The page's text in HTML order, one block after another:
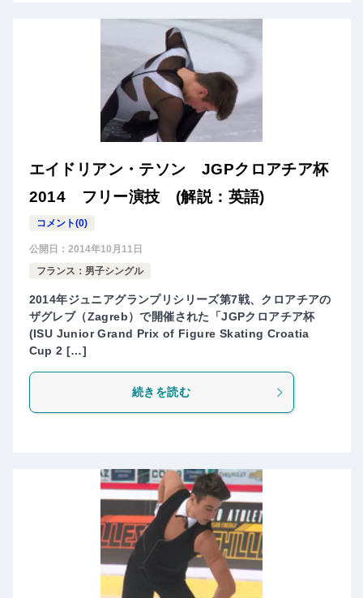
エイドリアン・テソン JGPクロアチア杯
2014 フリー演技 (解説：英語)
コメント(0)
公開日： 2014年10月11日
フランス：男子シングル
2014年ジュニアグランプリシリーズ第7戦、クロアチアの
ザグレブ（Zagreb）で開催された「JGPクロアチア杯
(ISU Junior Grand Prix of Figure Skating Croatia
Cup 2 […]
続きを読む